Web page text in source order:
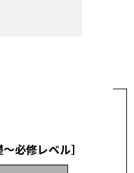
必修レベル］